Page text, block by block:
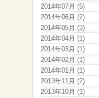
2014年07月 (5)
2014年06月 (2)
2014年05月 (3)
2014年04月 (1)
2014年03月 (1)
2014年02月 (1)
2014年01月 (1)
2013年11月 (2)
2013年10月 (1)